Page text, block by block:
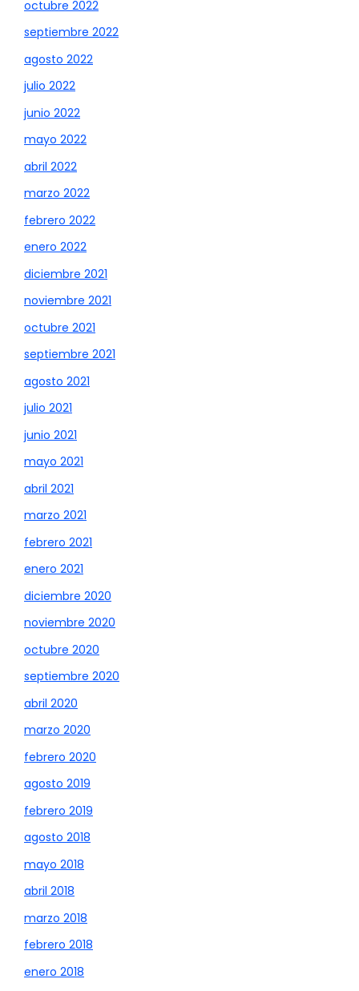
octubre 2022
septiembre 2022
agosto 2022
julio 2022
junio 2022
mayo 2022
abril 2022
marzo 2022
febrero 2022
enero 2022
diciembre 2021
noviembre 2021
octubre 2021
septiembre 2021
agosto 2021
julio 2021
junio 2021
mayo 2021
abril 2021
marzo 2021
febrero 2021
enero 2021
diciembre 2020
noviembre 2020
octubre 2020
septiembre 2020
abril 2020
marzo 2020
febrero 2020
agosto 2019
febrero 2019
agosto 2018
mayo 2018
abril 2018
marzo 2018
febrero 2018
enero 2018